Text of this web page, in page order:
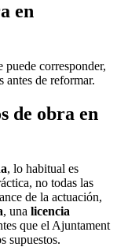
en
puede corresponder,
antes de reformar.
de obra en
, lo habitual es
no todas las
de la actuación,
, una licencia
que el Ajuntament
supuestos.